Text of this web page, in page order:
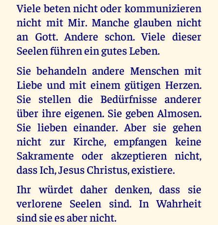
Viele beten nicht oder kommunizieren
nicht mit Mir. Manche glauben nicht
an Gott. Andere schon. Viele dieser
Seelen führen ein gutes Leben.
Sie behandeln andere Menschen mit
Liebe und mit einem gütigen Herzen.
Sie stellen die Bedürfnisse anderer
über ihre eigenen. Sie geben Almosen.
Sie lieben einander. Aber sie gehen
nicht zur Kirche, empfangen keine
Sakramente oder akzeptieren nicht,
dass Ich, Jesus Christus, existiere.
Ihr würdet daher denken, dass sie
verlorene Seelen sind. In Wahrheit
sind sie es aber nicht.